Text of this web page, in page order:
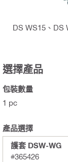
DS WS15、DS
選擇產品
包裝數量
1 pc
產品選擇
護套 DSW-WG
#365426